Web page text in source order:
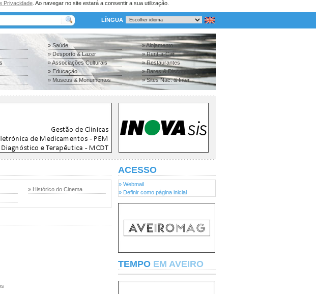
Privacidade . Ao navegar no site estará a consentir a sua utilização.
LÍNGUA
» Saúde
» Desporto & Lazer
» Associações Culturais
» Educação
» Museus & Monumentos
» Alojamento
» Rent-a-Car
» Restaurantes
» Bares & Discotecas
» Sites Nac. & Inter.
» Histórico do Cinema
ACESSO
» Webmail
» Definir como página inicial
TEMPO EM AVEIRO